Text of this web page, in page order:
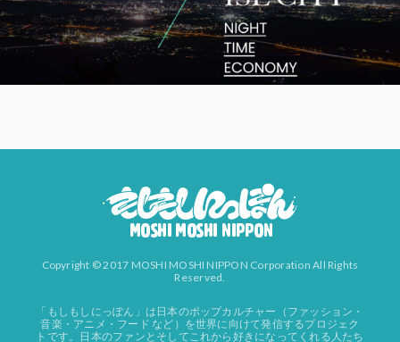
Copyright © 2017 MOSHI MOSHI NIPPON Corporation All Rights
Reserved.
「もしもしにっぽん」は日本のポップカルチャー（ファッション・
音楽・アニメ・フード など）を世界に向けて発信するプロジェク
トです。日本のファンとそしてこれから好きになってくれる人たち